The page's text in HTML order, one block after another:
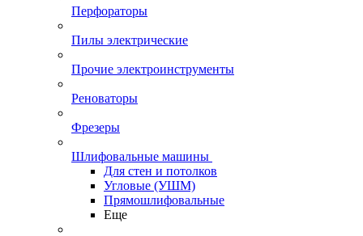
Перфораторы
Пилы электрические
Прочие электроинструменты
Реноваторы
Фрезеры
Шлифовальные машины
Для стен и потолков
Угловые (УШМ)
Прямошлифовальные
Еще